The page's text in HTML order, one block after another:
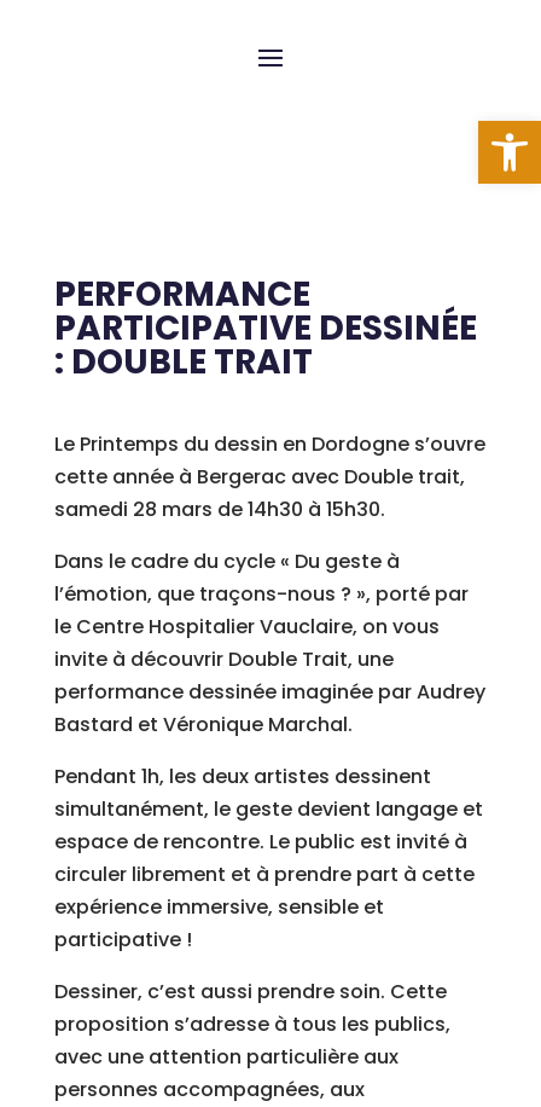
Ouvrir
PERFORMANCE
PARTICIPATIVE DESSINÉE
: DOUBLE TRAIT
Le Printemps du dessin en Dordogne s’ouvre
cette année à Bergerac avec Double trait,
samedi 28 mars de 14h30 à 15h30.
Dans le cadre du cycle « Du geste à
l’émotion, que traçons-nous ? », porté par
le Centre Hospitalier Vauclaire, on vous
invite à découvrir Double Trait, une
performance dessinée imaginée par Audrey
Bastard et Véronique Marchal.
Pendant 1h, les deux artistes dessinent
simultanément, le geste devient langage et
espace de rencontre. Le public est invité à
circuler librement et à prendre part à cette
expérience immersive, sensible et
participative !
Dessiner, c’est aussi prendre soin. Cette
proposition s’adresse à tous les publics,
avec une attention particulière aux
personnes accompagnées, aux